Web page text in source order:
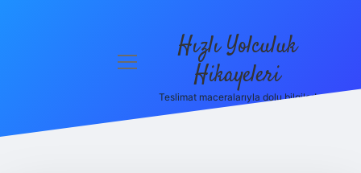
menüyü
Hızlı Yolculuk
Hikayeleri
Teslimat maceralarıyla dolu bilgiler!